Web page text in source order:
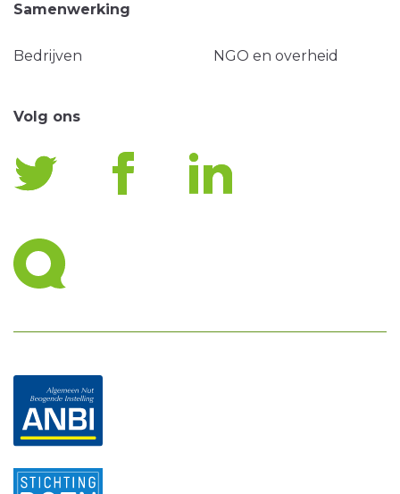
Samenwerking
Bedrijven NGO en overheid
Volg ons